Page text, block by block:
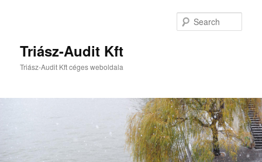
Triász-Audit Kft
Triász-Audit Kft céges weboldala